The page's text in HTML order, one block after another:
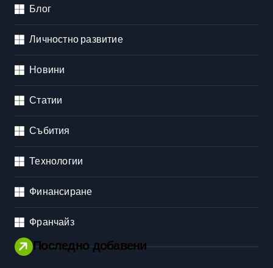
Блог
Личностно развитие
Новини
Статии
Събития
Технологии
Финансиране
Франчайз
Последно добавени